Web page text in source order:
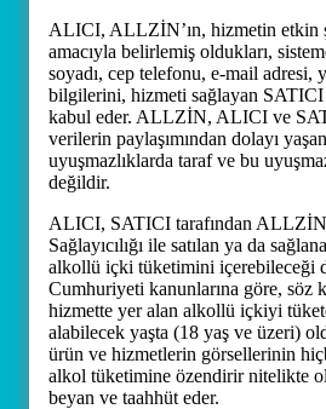
ALICI, ALLZİN’ın, hizmetin etkin
amacıyla belirlemiş oldukları,
soyadı, cep telefonu, e-mail adresi,
bilgilerini, hizmeti sağlayan SATICI
kabul eder. ALLZİN, ALICI ve
verilerin paylaşımından dolayı
uyuşmazlıklarda taraf ve bu
değildir.
ALICI, SATICI tarafından
Sağlayıcılığı ile satılan ya da
alkollü içki tüketimini içerebileceği
Cumhuriyeti kanunlarına göre, söz
hizmette yer alan alkollü içkiyi
alabilecek yaşta (18 yaş ve üzeri)
ürün ve hizmetlerin görsellerinin
alkol tüketimine özendirir nitelikte
beyan ve taahhüt eder.